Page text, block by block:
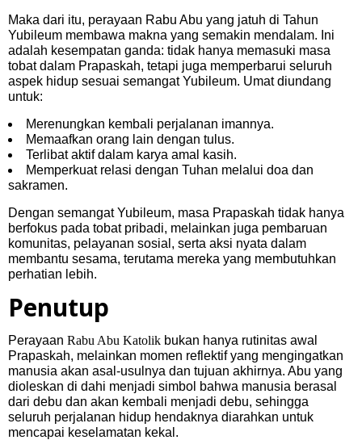
Maka dari itu, perayaan Rabu Abu yang jatuh di Tahun
Yubileum membawa makna yang semakin mendalam. Ini
adalah kesempatan ganda: tidak hanya memasuki masa
tobat dalam Prapaskah, tetapi juga memperbarui seluruh
aspek hidup sesuai semangat Yubileum. Umat diundang
untuk:
Merenungkan kembali perjalanan imannya.
Memaafkan orang lain dengan tulus.
Terlibat aktif dalam karya amal kasih.
Memperkuat relasi dengan Tuhan melalui doa dan
sakramen.
Dengan semangat Yubileum, masa Prapaskah tidak hanya
berfokus pada tobat pribadi, melainkan juga pembaruan
komunitas, pelayanan sosial, serta aksi nyata dalam
membantu sesama, terutama mereka yang membutuhkan
perhatian lebih.
Penutup
Perayaan Rabu Abu Katolik bukan hanya rutinitas awal
Prapaskah, melainkan momen reflektif yang mengingatkan
manusia akan asal-usulnya dan tujuan akhirnya. Abu yang
dioleskan di dahi menjadi simbol bahwa manusia berasal
dari debu dan akan kembali menjadi debu, sehingga
seluruh perjalanan hidup hendaknya diarahkan untuk
mencapai keselamatan kekal.